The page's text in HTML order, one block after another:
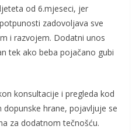
od 6.mjeseci, jer
zadovoljava sve
i razvojem. Dodatni unos
tek ako beba pojačano gubi
konsultacije i pregleda kod
hrane, pojavljuje se
za dodatnom tečnošću.